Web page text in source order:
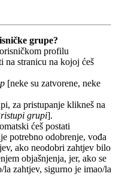
grupe?
profilu
na stranicu na kojoj ćeš
[neke su zatvorene, neke
za pristupanje klikneš na
grupi].
ćeš postati
potrebno odobrenje, vođa
ako neodobri zahtjev bilo
objašnjenja, jer, ako se
zahtjev, sigurno je imao/la